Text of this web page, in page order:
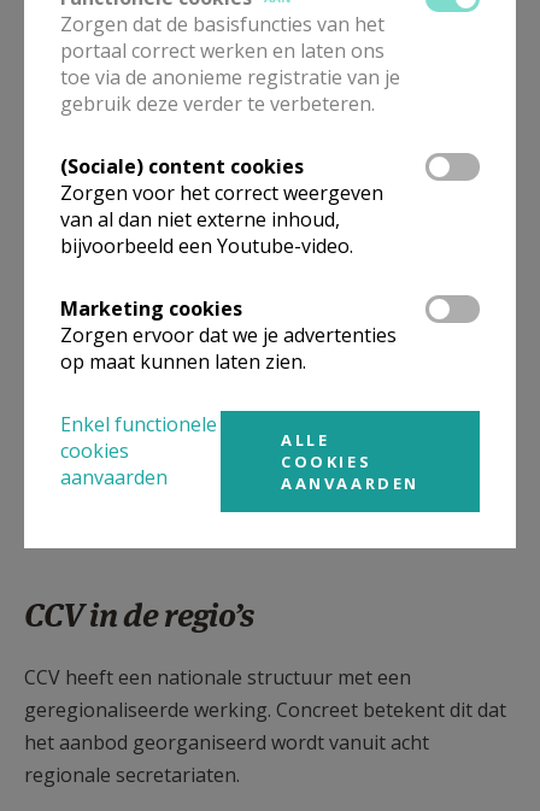
Behalve vorming biedt CCV ook begeleiding aan.
Daarin is er een onderscheid tussen groeps- en
individuele begeleiding.
Bij het eerste gaat het om het begeleiden van
ontwikkelings- of veranderingsprocessen,
conflictsituaties, samenwerking, toekomstplannen,
Individuele begeleiding is vooral werkbegeleiding en
supervisie en gebeurt onder meer bij het opnemen
van een nieuwe taak, ter ondersteuning van iemand
groepsbegeleiding.
Begeleiding gebeurt in het kader van een leerproces
en is afgebakend in de tijd.
CCV in de regio’s
CCV heeft een nationale structuur met een
geregionaliseerde werking. Concreet betekent dit dat
het aanbod georganiseerd wordt vanuit acht
regionale secretariaten.
Zorgen dat de basisfuncties van het
portaal correct werken en laten ons
toe via de anonieme registratie van je
gebruik deze verder te verbeteren.
(Sociale) content cookies
Zorgen voor het correct weergeven
van al dan niet externe inhoud,
bijvoorbeeld een Youtube-video.
Marketing cookies
Zorgen ervoor dat we je advertenties
op maat kunnen laten zien.
Enkel functionele
cookies
aanvaarden
ALLE
COOKIES
AANVAARDEN